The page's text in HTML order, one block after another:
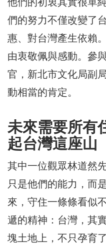
們的努力不僅改變了
惠、對台灣產生依賴
由衷敬佩與感動。參
官，新北市文化局副
動相當的肯定。
未來需要所有
起台灣這座山
其中一位觀眾林道然
只是他們的能力，而
來，守住一條條看似
遞的精神：台灣，其
塊土地上，不只孕育